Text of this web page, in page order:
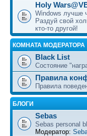
Holy
Windows лучше
Раздуй свой
кто-то другой!
КОМНАТА МОДЕРАТОРА
Black List
Состояние
Правила
Правила
БЛОГИ
Sebas
Sebas personal
Модератор: